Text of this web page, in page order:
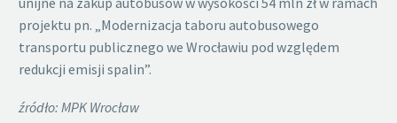
projektu pn. „Modernizacja taboru autobusowego
transportu publicznego we Wrocławiu pod względem
redukcji emisji spalin”.
źródło: MPK Wrocław